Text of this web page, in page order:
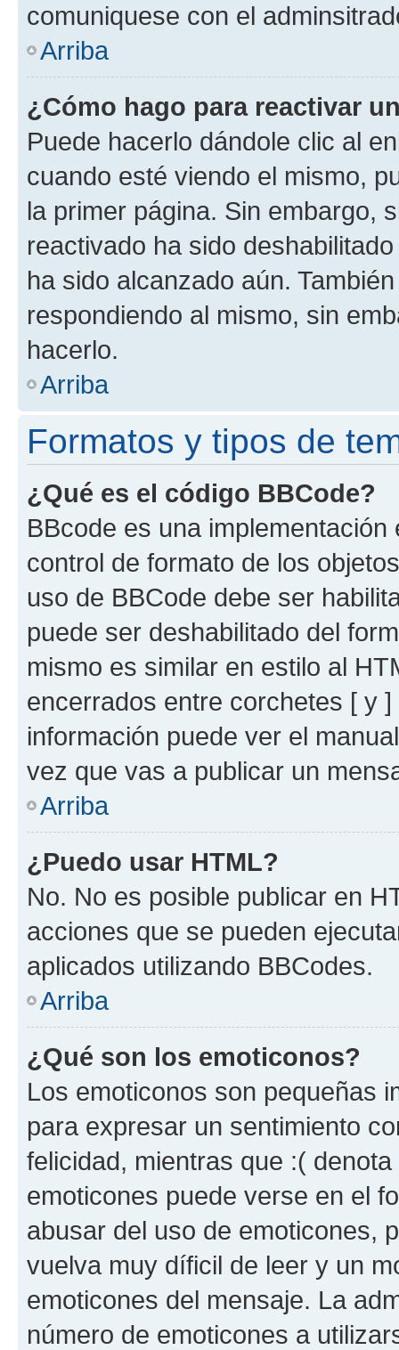
comuniquese con el
Arriba
¿Cómo hago para reactivar
Puede hacerlo dándole clic al
cuando esté viendo el mismo,
la primer página. Sin embargo,
reactivado ha sido
ha sido alcanzado aún.
respondiendo al mismo, sin
hacerlo.
Arriba
Formatos y tipos de
¿Qué es el código BBCode?
BBcode es una
control de formato de los
uso de BBCode debe ser
puede ser deshabilitado del
mismo es similar en estilo al
encerrados entre corchetes [ y
información puede ver el
vez que vas a publicar un
Arriba
¿Puedo usar HTML?
No. No es posible publicar en
acciones que se pueden
aplicados utilizando BBCodes.
Arriba
¿Qué son los emoticonos?
Los emoticonos son pequeñas
para expresar un sentimiento
felicidad, mientras que :(
emoticones puede verse en el
abusar del uso de emoticones,
vuelva muy díficil de leer y un
emoticones del mensaje. La
número de emoticones a